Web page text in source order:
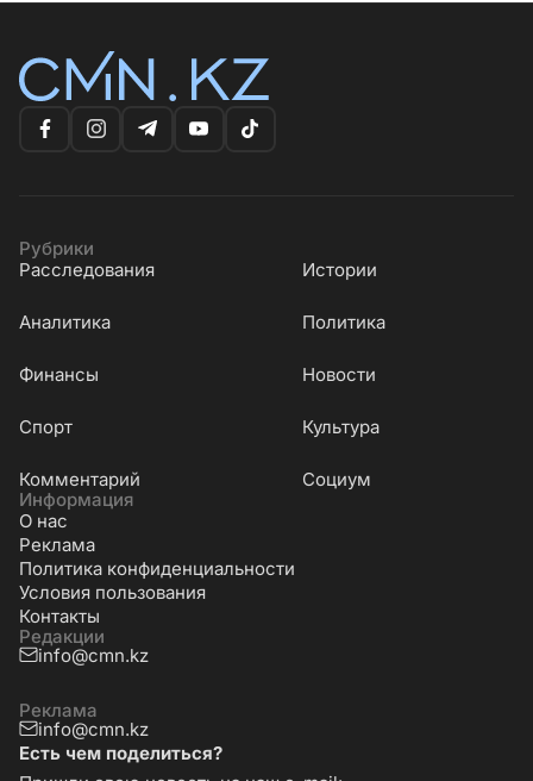
Рубрики
Расследования
Истории
Аналитика Политика
Финансы Новости
Cпорт Культура
Комментарий
Социум
Информация
О нас
Реклама
Политика конфиденциальности
Условия пользования
Контакты
Редакции
info@cmn.kz
Реклама
info@cmn.kz
Есть чем поделиться?